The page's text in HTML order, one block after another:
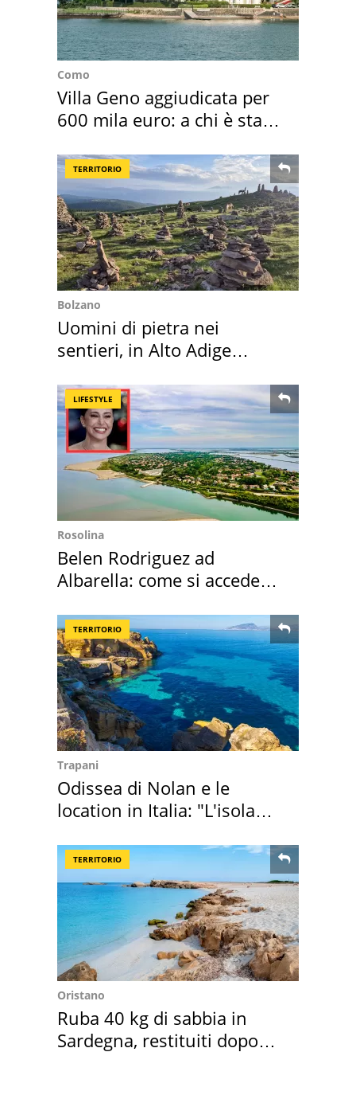
Como
Villa Geno aggiudicata per
600 mila euro: a chi è stata
TERRITORIO
Bolzano
Uomini di pietra nei
sentieri, in Alto Adige
LIFESTYLE
Rosolina
Belen Rodriguez ad
Albarella: come si accede
TERRITORIO
Trapani
Odissea di Nolan e le
location in Italia: "L'isola
TERRITORIO
Oristano
Ruba 40 kg di sabbia in
Sardegna, restituiti dopo